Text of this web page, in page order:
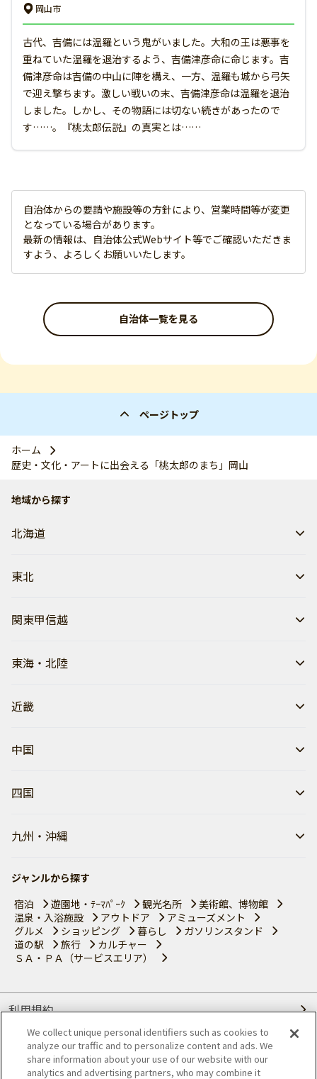
岡山市
古代、吉備には温羅という鬼がいました。大和の王は悪事を
重ねていた温羅を退治するよう、吉備津彦命に命じます。吉
備津彦命は吉備の中山に陣を構え、一方、温羅も城から弓矢
で迎え撃ちます。激しい戦いの末、吉備津彦命は温羅を退治
しました。しかし、その物語には切ない続きがあったので
す……。『桃太郎伝説』の真実とは……
自治体からの要請や施設等の方針により、営業時間等が変更
となっている場合があります。
最新の情報は、自治体公式Webサイト等でご確認いただきま
すよう、よろしくお願いいたします。
自治体一覧を見る
ページトップ
ホーム
歴史・文化・アートに出会える「桃太郎のまち」岡山
地域から探す
北海道
東北
関東甲信越
東海・北陸
近畿
中国
四国
九州・沖縄
ジャンルから探す
宿泊
遊園地・ﾃｰﾏﾊﾟｰｸ 観光名所
美術館、博物館
温泉・入浴施設
アウトドア
アミューズメント
グルメ
ショッピング 暮らし
ガソリンスタンド
道の駅
旅行
カルチャー
ＳＡ・ＰＡ（サービスエリア）
利用規約
個人情報の取り扱いについて
会員優待サービスの提携をご検討の方へ
We collect unique personal identifiers such as cookies to
analyze our traffic and to personalize content and ads. We
share information about your use of our website with our
analytics and advertising partners, who may combine it